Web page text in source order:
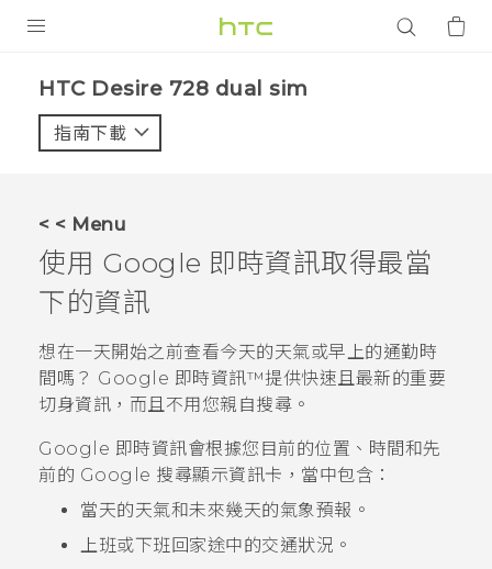
VIVE
VIVERSE
應用程式
支援服務
登入
HTC Desire 728 dual sim‎
指南下載
< < Menu
使用 Google 即時資訊取得最當
下的資訊
想在一天開始之前查看今天的天氣或早上的通勤時
間嗎？ Google 即時資訊™提供快速且最新的重要
切身資訊，而且不用您親自搜尋。
Google 即時資訊會根據您目前的位置、時間和先
前的 Google 搜尋顯示資訊卡，當中包含：
當天的天氣和未來幾天的氣象預報。
上班或下班回家途中的交通狀況。